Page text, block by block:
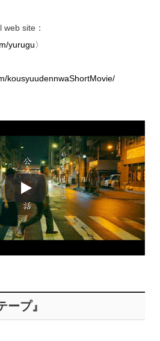
site：
yurugu〉
kousyuudennwaShortMovie/
ープ』